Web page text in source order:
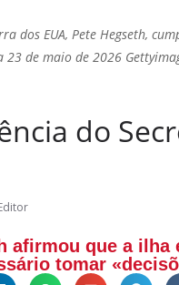
dos EUA, Pete Hegseth,
23 de maio de 2026
do
afirmou que a
tomar